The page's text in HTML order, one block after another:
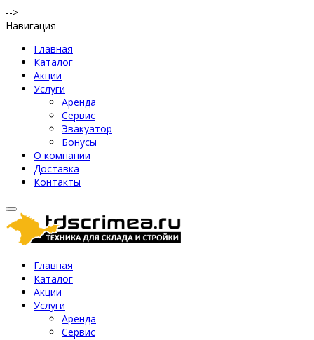
-->
Навигация
Главная
Каталог
Акции
Услуги
Аренда
Сервис
Эвакуатор
Бонусы
О компании
Доставка
Контакты
Главная
Каталог
Акции
Услуги
Аренда
Сервис